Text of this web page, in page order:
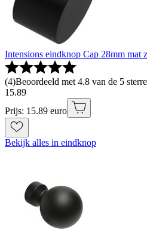
Intensions eindknop Cap 28mm mat
(4)Beoordeeld met 4.8 van de 5
15.89
Prijs: 15.89 euro
Bekijk alles in eindknop